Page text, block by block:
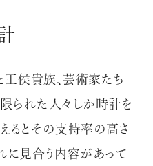
王侯貴族、芸術家たち
られた人々しか時計を
るとその支持率の高さ
に見合う内容があって